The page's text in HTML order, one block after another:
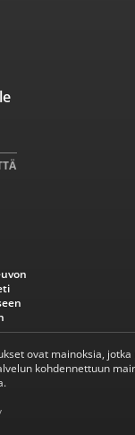
ovat mainoksia,
kohdennettuun